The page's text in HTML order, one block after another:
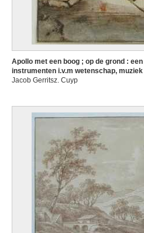
Apollo met een boog ; op de grond :
instrumenten i.v.m wetenschap,
Jacob Gerritsz. Cuyp